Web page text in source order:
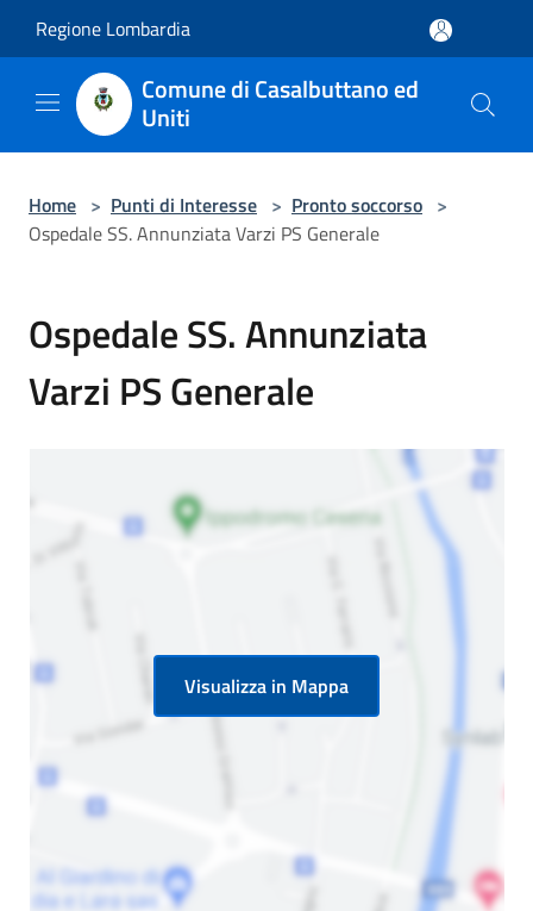
Regione Lombardia
Comune di Casalbuttano ed
Uniti
Home > Punti di Interesse > Pronto soccorso >
Ospedale SS. Annunziata Varzi PS Generale
Ospedale SS. Annunziata
Varzi PS Generale
Visualizza in Mappa